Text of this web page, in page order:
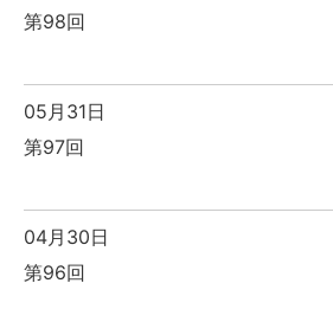
第98回
05月31日
第97回
04月30日
第96回